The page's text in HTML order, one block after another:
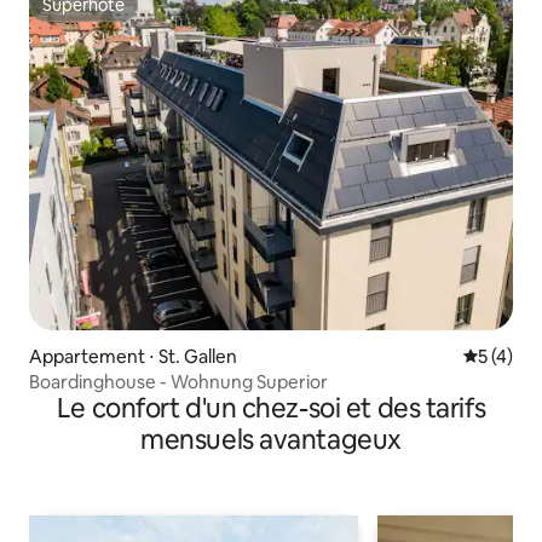
Superhôte
Superhôte
Appartement ⋅ St. Gallen
5 (4)
Boardinghouse - Wohnung Superior
Le confort d'un chez-soi et des tarifs
mensuels avantageux